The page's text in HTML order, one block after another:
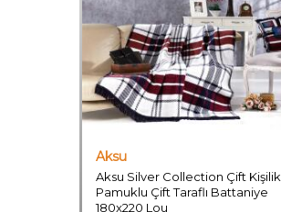
Aksu
Aksu Silver Collection Çift Kişilik
Pamuklu Çift Taraflı Battaniye
180x220 Lou